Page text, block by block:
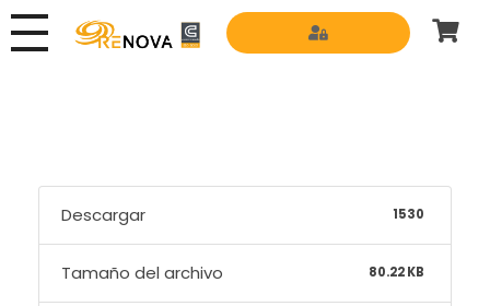
Descargar 1530
Tamaño del archivo 80.22 KB